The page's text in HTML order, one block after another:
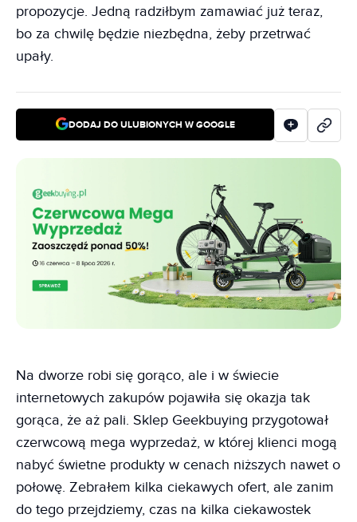
propozycje. Jedną radziłbym zamawiać już teraz,
bo za chwilę będzie niezbędna, żeby przetrwać
upały.
DODAJ DO ULUBIONYCH W GOOGLE
Na dworze robi się gorąco, ale i w świecie
internetowych zakupów pojawiła się okazja tak
gorąca, że aż pali. Sklep Geekbuying przygotował
czerwcową mega wyprzedaż, w której klienci mogą
nabyć świetne produkty w cenach niższych nawet o
połowę. Zebrałem kilka ciekawych ofert, ale zanim
do tego przejdziemy, czas na kilka ciekawostek